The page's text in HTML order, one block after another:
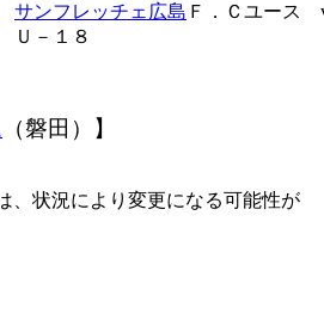
サンフレッチェ広島 Ｆ．Ｃユー
Ｕ－１８
（磐田）】
、状況により変更になる可能性が